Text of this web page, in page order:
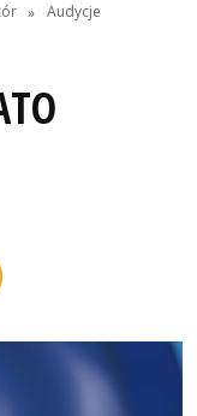
» Audycje